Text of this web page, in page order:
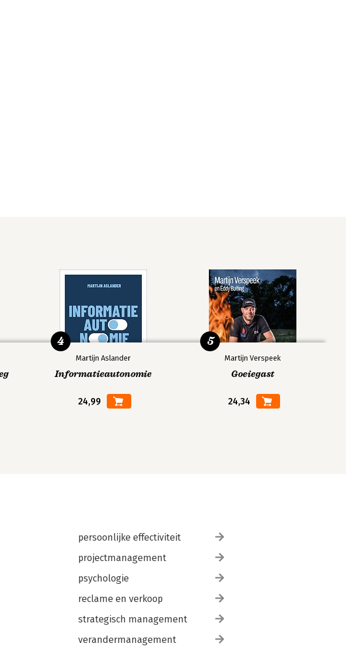
Martijn Aslander
Informatieautonomie
24,99
4
Martijn Verspeek
Goeiegast
24,34
5
persoonlijke effectiviteit
projectmanagement
psychologie
reclame en verkoop
strategisch management
verandermanagement